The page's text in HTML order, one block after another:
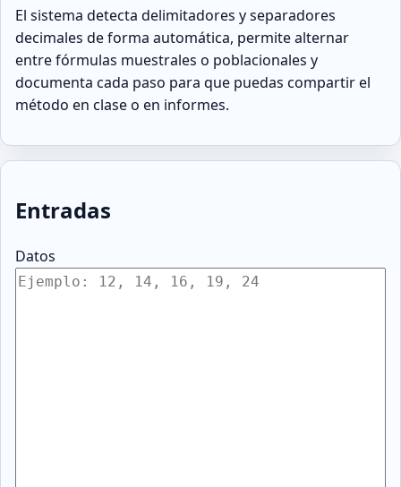
El sistema detecta delimitadores y separadores
decimales de forma automática, permite alternar
entre fórmulas muestrales o poblacionales y
documenta cada paso para que puedas compartir el
método en clase o en informes.
Entradas
Datos